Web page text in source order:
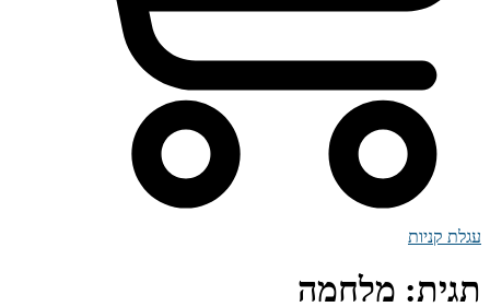
עגלת קניות
תגית: מלחמה